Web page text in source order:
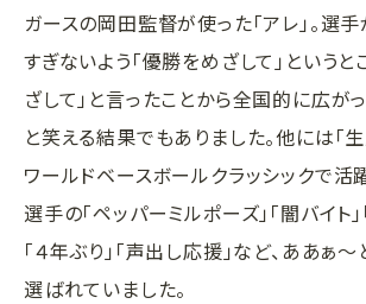
ガースの岡田監督が使った「アレ」。選
すぎないよう「優勝をめざして」というと
ざして」と言ったことから全国的に広が
と笑える結果でもありました。他には「
ワールドベースボールクラッシックで活
選手の「ペッパーミルポーズ」「闇バイト
「４年ぶり」「声出し応援」など、ああぁ
選ばれていました。